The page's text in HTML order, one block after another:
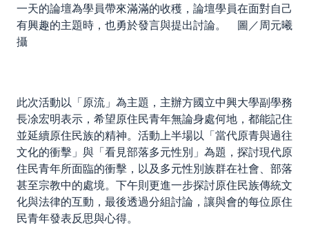
一天的論壇為學員帶來滿滿的收穫，論壇學員在面對自己
有興趣的主題時，也勇於發言與提出討論。 圖／周元曦
攝
此次活動以「原流」為主題，主辦方國立中興大學副學務
長凃宏明表示，希望原住民青年無論身處何地，都能記住
並延續原住民族的精神。活動上半場以「當代原青與過往
文化的衝擊」與「看見部落多元性別」為題，探討現代原
住民青年所面臨的衝擊，以及多元性別族群在社會、部落
甚至宗教中的處境。下午則更進一步探討原住民族傳統文
化與法律的互動，最後透過分組討論，讓與會的每位原住
民青年發表反思與心得。